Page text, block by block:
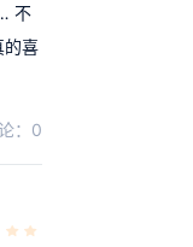
不
的喜
：0